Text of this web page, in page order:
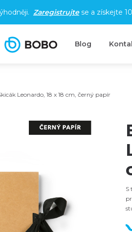
Zaregistrujtese a získejte
Blog
Leonardo, 18 x 18 cm, černý papír
S